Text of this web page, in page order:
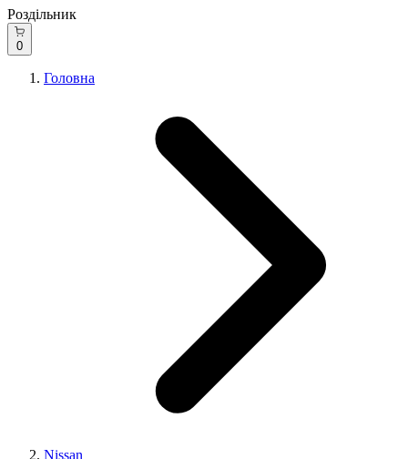
Роздільник
0
Головна
Nissan